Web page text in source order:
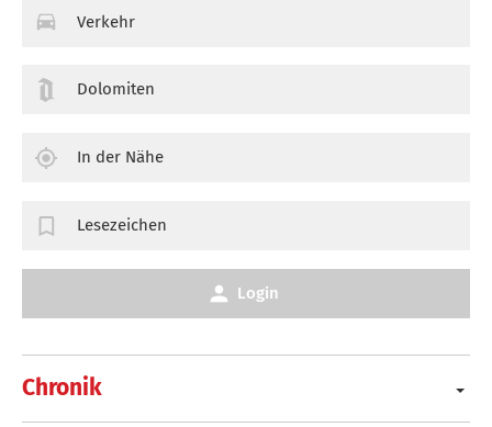
Chronik
Verkehr
Dolomiten
In der Nähe
Lesezeichen
Login